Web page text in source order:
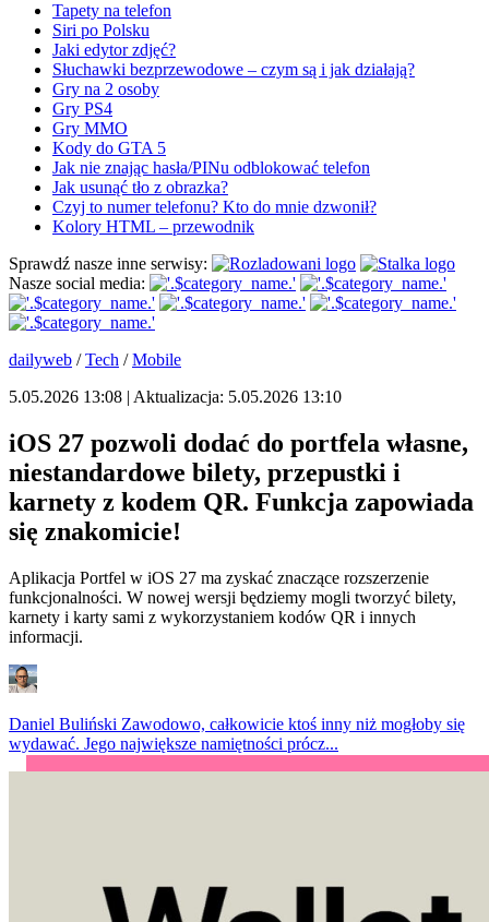
Tapety na telefon
Siri po Polsku
Jaki edytor zdjęć?
Słuchawki bezprzewodowe – czym są i jak działają?
Gry na 2 osoby
Gry PS4
Gry MMO
Kody do GTA 5
Jak nie znając hasła/PINu odblokować telefon
Jak usunąć tło z obrazka?
Czyj to numer telefonu? Kto do mnie dzwonił?
Kolory HTML – przewodnik
Sprawdź nasze inne serwisy:
Nasze social media:
dailyweb /Tech /Mobile
5.05.2026 13:08 | Aktualizacja: 5.05.2026 13:10
iOS 27 pozwoli dodać do portfela własne,
niestandardowe bilety, przepustki i
karnety z kodem QR. Funkcja zapowiada
się znakomicie!
Aplikacja Portfel w iOS 27 ma zyskać znaczące rozszerzenie
funkcjonalności. W nowej wersji będziemy mogli tworzyć bilety,
karnety i karty sami z wykorzystaniem kodów QR i innych
informacji.
Daniel Buliński Zawodowo, całkowicie ktoś inny niż mogłoby się
wydawać. Jego największe namiętności prócz...